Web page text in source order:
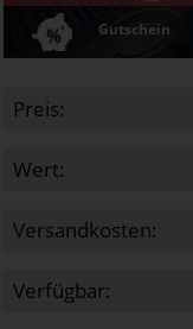
Gutschein
Preis:
Wert:
Versandkosten:
Verfügbar: